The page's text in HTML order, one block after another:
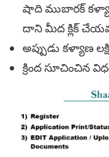
షాది ముబారక్ కళ్యాణ
దాని మీద క్లిక్
అప్పుడు కళ్యాణ
క్రింద సూచించిన